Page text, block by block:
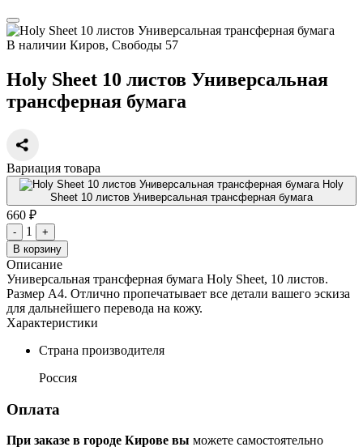
В наличии Киров, Свободы 57
Holy Sheet 10 листов Универсальная
трансферная бумага
Вариация товара
Holy
Sheet 10 листов Универсальная трансферная бумага
660 ₽
- 1
+
В корзину
Описание
Универсальная трансферная бумага Holy Sheet, 10 листов.
Размер А4. Отлично пропечатывает все детали вашего эскиза
для дальнейшего перевода на кожу.
Характеристики
Страна производителя
Россия
Оплата
При заказе в городе Кирове вы можете самостоятельно